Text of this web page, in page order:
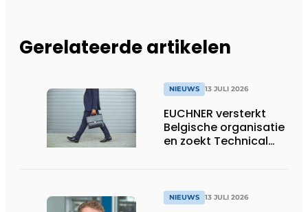
Gerelateerde artikelen
NIEUWS 13 JULI 2026
EUCHNER versterkt
Belgische organisatie
en zoekt Technical
NIEUWS 13 JULI 2026